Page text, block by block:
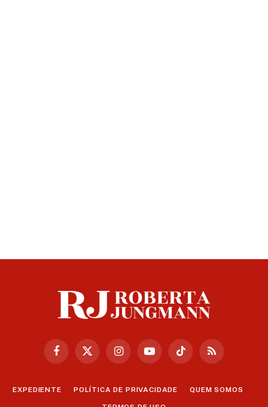
Facebook
X
InstagramYouTubeTikTok RSS
EXPEDIENTE POLÍTICA DE PRIVACIDADE QUEM SOMOS